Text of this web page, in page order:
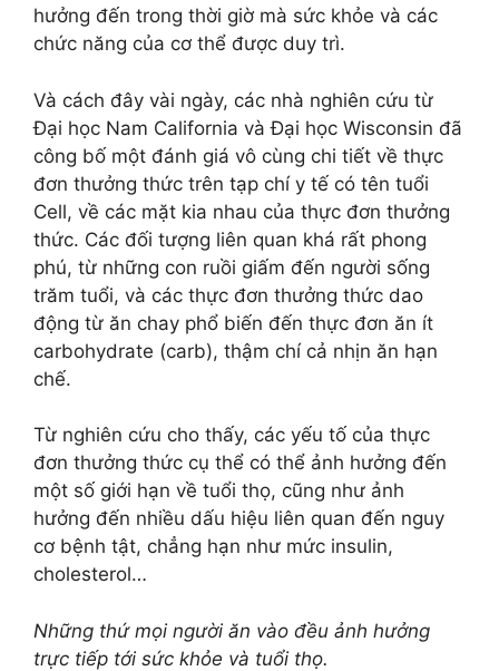
hưởng đến trong thời giờ mà sức khỏe và các
chức năng của cơ thể được duy trì.
Và cách đây vài ngày, các nhà nghiên cứu từ
Đại học Nam California và Đại học Wisconsin đã
công bố một đánh giá vô cùng chi tiết về thực
đơn thưởng thức trên tạp chí y tế có tên tuổi
Cell, về các mặt kia nhau của thực đơn thưởng
thức. Các đối tượng liên quan khá rất phong
phú, từ những con ruồi giấm đến người sống
trăm tuổi, và các thực đơn thưởng thức dao
động từ ăn chay phổ biến đến thực đơn ăn ít
carbohydrate (carb), thậm chí cả nhịn ăn hạn
chế.
Từ nghiên cứu cho thấy, các yếu tố của thực
đơn thưởng thức cụ thể có thể ảnh hưởng đến
một số giới hạn về tuổi thọ, cũng như ảnh
hưởng đến nhiều dấu hiệu liên quan đến nguy
cơ bệnh tật, chẳng hạn như mức insulin,
cholesterol…
Những thứ mọi người ăn vào đều ảnh hưởng
trực tiếp tới sức khỏe và tuổi thọ.